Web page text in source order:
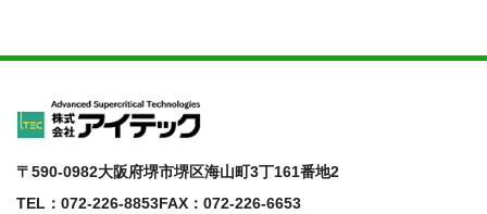
〒590-0982大阪府堺市堺区海山町3丁161番地2
TEL：072-226-8853FAX：072-226-6653